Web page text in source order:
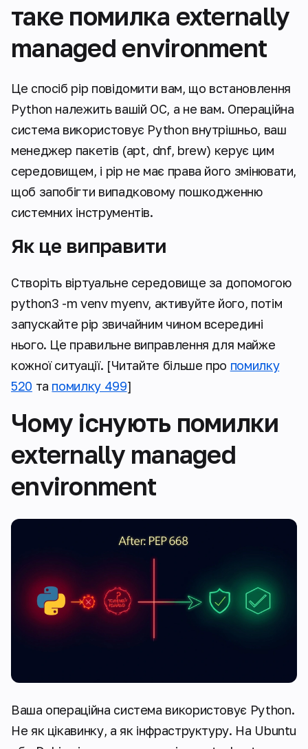
таке помилка externally
managed environment
Це спосіб pip повідомити вам, що встановлення
Python належить вашій ОС, а не вам. Операційна
система використовує Python внутрішньо, ваш
менеджер пакетів (apt, dnf, brew) керує цим
середовищем, і pip не має права його змінювати,
щоб запобігти випадковому пошкодженню
системних інструментів.
Як це виправити
Створіть віртуальне середовище за допомогою
python3 -m venv myenv, активуйте його, потім
запускайте pip звичайним чином всередині
нього. Це правильне виправлення для майже
кожної ситуації. [Читайте більше про помилку
520 та помилку 499]
Чому існують помилки
externally managed
environment
Ваша операційна система використовує Python.
Не як цікавинку, а як інфраструктуру. На Ubuntu